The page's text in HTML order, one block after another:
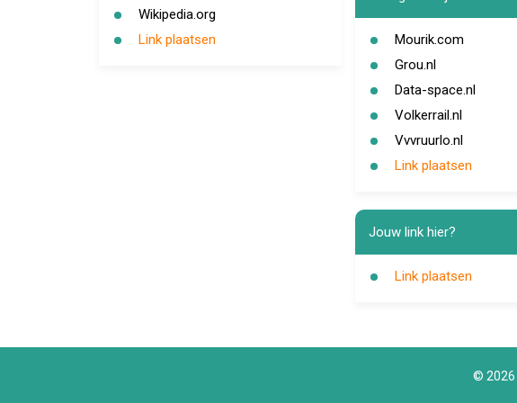
Wikipedia.org
Link plaatsen
Mourik.com
Grou.nl
Data-space.nl
Volkerrail.nl
Vvvruurlo.nl
Link plaatsen
Jouw link hier?
Link plaatsen
© 2026